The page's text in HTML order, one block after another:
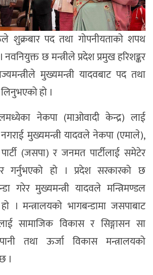
शुक्रबार पद तथा गोपनीयताको शपथ
छ मन्त्रीले प्रदेश प्रमुख हरिशङ्कर
मुख्यमन्त्री यादवबाट पद तथा
हो ।
नेकपा (माओवादी केन्द्र) लाई
मुख्यमन्त्री यादवले नेकपा (एमाले),
(जसपा) र जनमत पार्टीलाई समेटेर
गर्नुभएको हो । प्रदेश सरकारको छ
गरेर मुख्यमन्त्री यादवले मन्त्रिमण्डल
। मन्त्रालयको भागबन्डामा जसपाबाट
सामाजिक विकास र सिङ्गासन सा
तथा ऊर्जा विकास मन्त्रालयको
।